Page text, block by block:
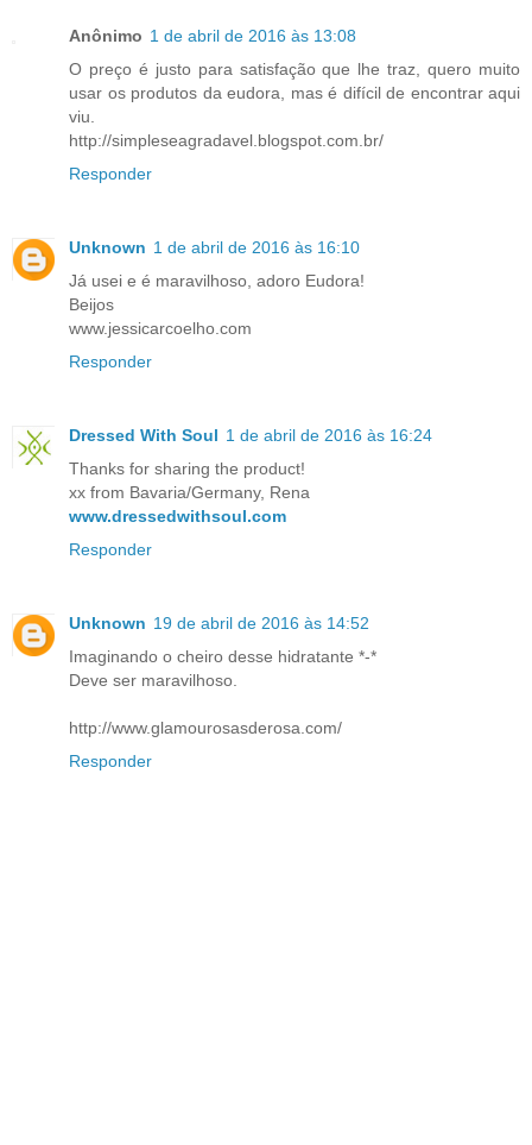
Anônimo 1 de abril de 2016 às 13:08
O preço é justo para satisfação que lhe traz, quero muito
usar os produtos da eudora, mas é difícil de encontrar aqui
viu.
http://simpleseagradavel.blogspot.com.br/
Responder
Unknown 1 de abril de 2016 às 16:10
Já usei e é maravilhoso, adoro Eudora!
Beijos
www.jessicarcoelho.com
Responder
Dressed With Soul 1 de abril de 2016 às 16:24
Thanks for sharing the product!
xx from Bavaria/Germany, Rena
www.dressedwithsoul.com
Responder
Unknown 19 de abril de 2016 às 14:52
Imaginando o cheiro desse hidratante *-*
Deve ser maravilhoso.
http://www.glamourosasderosa.com/
Responder